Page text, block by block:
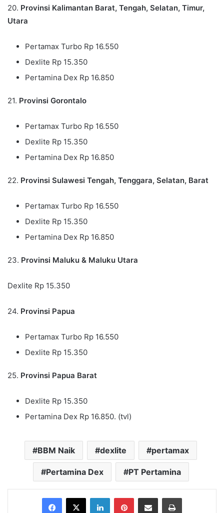
20. Provinsi Kalimantan Barat, Tengah, Selatan, Timur,
Utara
Pertamax Turbo Rp 16.550
Dexlite Rp 15.350
Pertamina Dex Rp 16.850
21. Provinsi Gorontalo
Pertamax Turbo Rp 16.550
Dexlite Rp 15.350
Pertamina Dex Rp 16.850
22. Provinsi Sulawesi Tengah, Tenggara, Selatan, Barat
Pertamax Turbo Rp 16.550
Dexlite Rp 15.350
Pertamina Dex Rp 16.850
23. Provinsi Maluku & Maluku Utara
Dexlite Rp 15.350
24. Provinsi Papua
Pertamax Turbo Rp 16.550
Dexlite Rp 15.350
25. Provinsi Papua Barat
Dexlite Rp 15.350
Pertamina Dex Rp 16.850. (tvl)
BBM Naik dexlite pertamax
Pertamina Dex PT Pertamina
Facebook
X LinkedInPinterestShare via Email Print